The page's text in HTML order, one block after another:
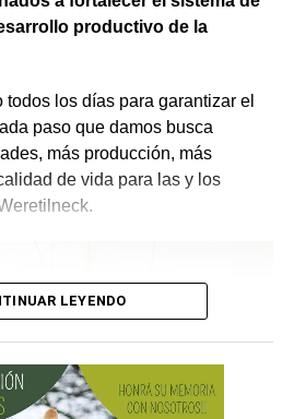
y 1 UTV, entre otro
de comunicación y tecnología
temprana y reducir los tiempos
productivo de la
los días para garantizar el
paso que damos busca
más producción, más
de vida para las y los
LEYENDO